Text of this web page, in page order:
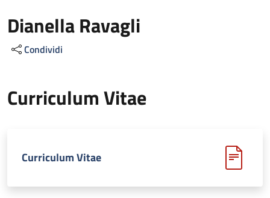
Dianella Ravagli
Condividi
Curriculum Vitae
Curriculum Vitae